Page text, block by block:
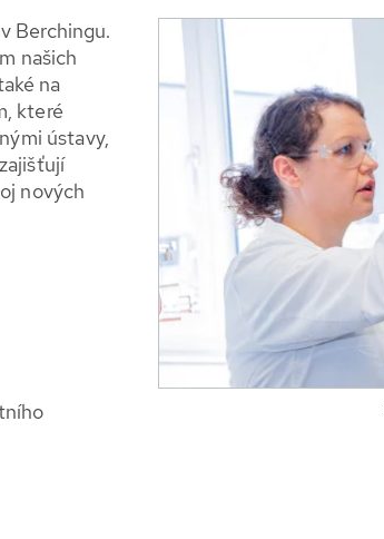
Berchingu.
našich
na
které
ústavy,
nových